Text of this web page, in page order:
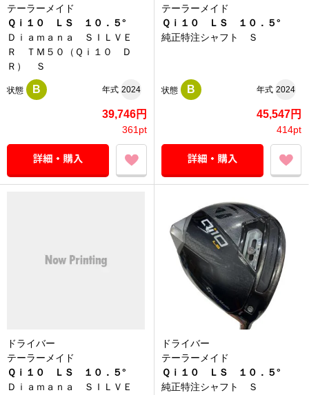
テーラーメイド
Ｑｉ１０ ＬＳ １０．５°
Ｄｉａｍａｎａ ＳＩＬＶＥ
Ｒ ＴＭ５０（Ｑｉ１０ Ｄ
Ｒ） Ｓ
状態 B 年式 2024
39,746円
361pt
テーラーメイド
Ｑｉ１０ ＬＳ １０．５°
純正特注シャフト Ｓ
状態 B 年式 2024
45,547円
414pt
ドライバー
テーラーメイド
Ｑｉ１０ ＬＳ １０．５°
Ｄｉａｍａｎａ ＳＩＬＶＥ
ドライバー
テーラーメイド
Ｑｉ１０ ＬＳ １０．５°
純正特注シャフト Ｓ